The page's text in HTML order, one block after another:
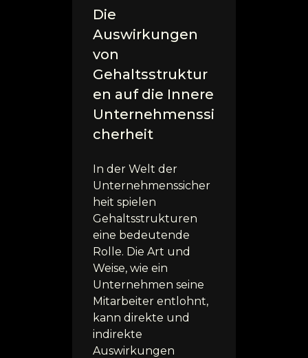
Die
Auswirkungen
von
Gehaltsstruktur
en auf die Innere
Unternehmenssi
cherheit
In der Welt der
Unternehmenssicher
heit spielen
Gehaltsstrukturen
eine bedeutende
Rolle. Die Art und
Weise, wie ein
Unternehmen seine
Mitarbeiter entlohnt,
kann direkte und
indirekte
Auswirkungen